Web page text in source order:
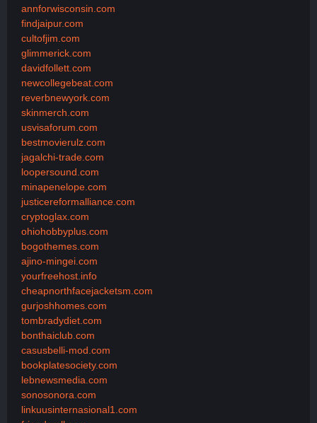
annforwisconsin.com
findjaipur.com
cultofjim.com
glimmerick.com
davidfollett.com
newcollegebeat.com
reverbnewyork.com
skinmerch.com
usvisaforum.com
bestmovierulz.com
jagalchi-trade.com
loopersound.com
minapenelope.com
justicereformalliance.com
cryptoglax.com
ohiohobbyplus.com
bogothemes.com
ajino-mingei.com
yourfreehost.info
cheapnorthfacejacketsm.com
gurjoshhomes.com
tombradydiet.com
bonthaiclub.com
casusbelli-mod.com
bookplatesociety.com
lebnewsmedia.com
sonosonora.com
linkuusinternasional1.com